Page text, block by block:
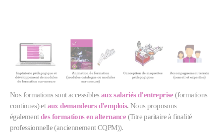
Nos formations sont accessibles aux salariés d’entreprise(formations
continues) etaux demandeurs d’emplois. Nous proposons
égalementdes formations en alternance(Titre paritaire à finalité
professionnelle (anciennement CQPM)).